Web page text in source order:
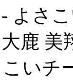
よさ
鹿
いチ